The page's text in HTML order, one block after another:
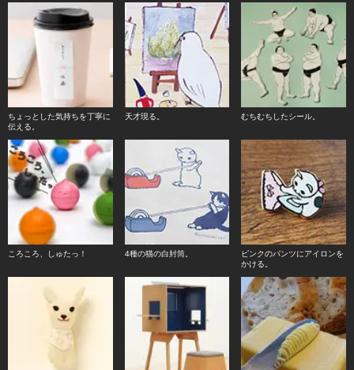
ちょっとした気持ちを丁寧に
伝える。
天才現る。 むちむちしたシール。
ころころ、しゅたっ！ 4種の猫の白封筒。
ピンクのパンツにアイロンを
かける。